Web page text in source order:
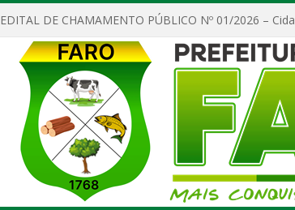
EDITAL DE CHAMAMENTO PÚBLICO Nº 01/2026 –